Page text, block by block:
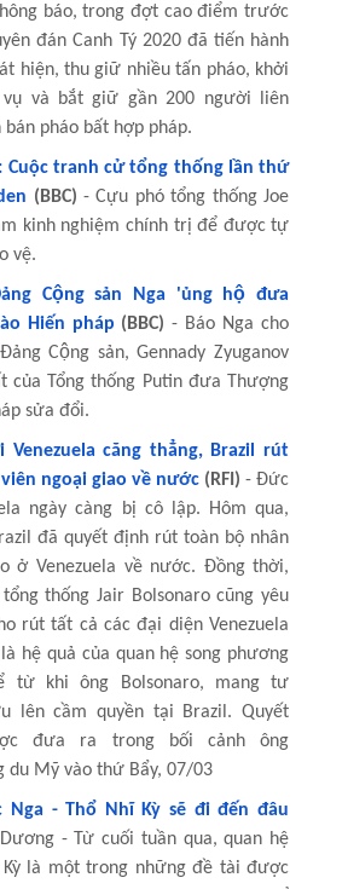
báo, trong đợt cao điểm trước
đán Canh Tý 2020 đã tiến hành
hiện, thu giữ nhiều tấn pháo, khởi
và bắt giữ gần 200 người liên
bán pháo bất hợp pháp.
Cuộc tranh cử tổng thống lần thứ
(BBC) - Cựu phó tổng thống Joe
kinh nghiệm chính trị để được tự
vệ.
Cộng sản Nga 'ủng hộ đưa
Hiến pháp (BBC) - Báo Nga cho
Cộng sản, Gennady Zyuganov
của Tổng thống Putin đưa Thượng
sửa đổi.
Venezuela căng thẳng, Brazil rút
ngoại giao về nước (RFI) - Đức
ngày càng bị cô lập. Hôm qua,
đã quyết định rút toàn bộ nhân
ở Venezuela về nước. Đồng thời,
thống Jair Bolsonaro cũng yêu
rút tất cả các đại diện Venezuela
hệ quả của quan hệ song phương
từ khi ông Bolsonaro, mang tư
lên cầm quyền tại Brazil. Quyết
đưa ra trong bối cảnh ông
du Mỹ vào thứ Bẩy, 07/03
Nga - Thổ Nhĩ Kỳ sẽ đi đến đâu
- Từ cuối tuần qua, quan hệ
Kỳ là một trong những đề tài được